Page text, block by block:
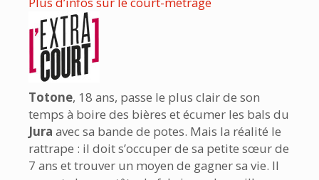
Totone, 18 ans, passe le plus clair de son
temps à boire des bières et écumer les bals du
Jura avec sa bande de potes. Mais la réalité le
rattrape : il doit s’occuper de sa petite sœur de
7 ans et trouver un moyen de gagner sa vie. Il